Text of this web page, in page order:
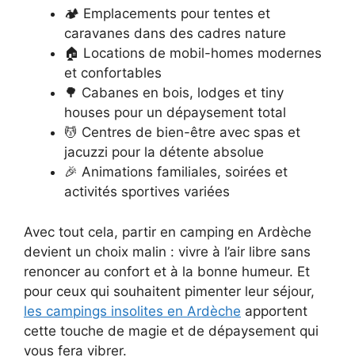
🏕️ Emplacements pour tentes et
caravanes dans des cadres nature
🏠 Locations de mobil-homes modernes
et confortables
🌳 Cabanes en bois, lodges et tiny
houses pour un dépaysement total
💆 Centres de bien-être avec spas et
jacuzzi pour la détente absolue
🎉 Animations familiales, soirées et
activités sportives variées
Avec tout cela, partir en camping en Ardèche
devient un choix malin : vivre à l’air libre sans
renoncer au confort et à la bonne humeur. Et
pour ceux qui souhaitent pimenter leur séjour,
les campings insolites en Ardèche apportent
cette touche de magie et de dépaysement qui
vous fera vibrer.